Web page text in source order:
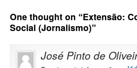
One thought on “Extensão:
Social (Jornalismo)”
José Pinto de